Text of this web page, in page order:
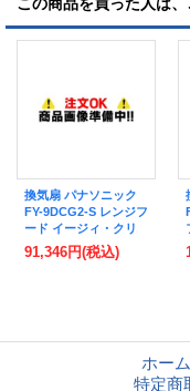
換気扇 パナソニック
FY-9DCG2-S レンジフ
ード イージィ・クリ
ーンフィルター付
90cm幅・高さ70〜
91,346円(税込)
ホーム
特定商